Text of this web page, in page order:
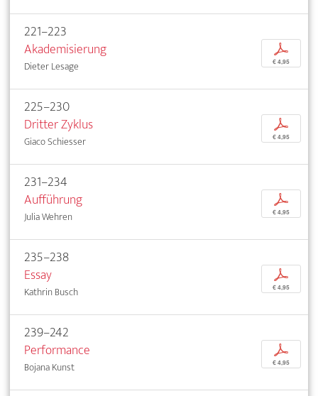
221–223
Akademisierung
Dieter Lesage
p
€ 4,95
225–230
Dritter Zyklus
Giaco Schiesser
p
€ 4,95
231–234
Aufführung
Julia Wehren
p
€ 4,95
235–238
Essay
Kathrin Busch
p
€ 4,95
239–242
Performance
Bojana Kunst
p
€ 4,95